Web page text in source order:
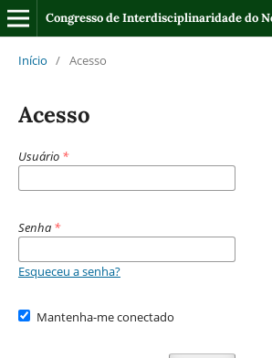
Congresso de Interdisciplinaridade do
Início / Acesso
Acesso
Usuário *
Senha *
Esqueceu a senha?
Mantenha-me conectado